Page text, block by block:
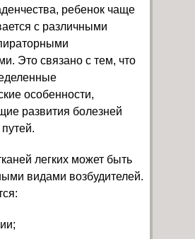
ребенок чаще
с различными
Это связано с тем, что
особенности,
развития болезней
легких может быть
видами возбудителей.